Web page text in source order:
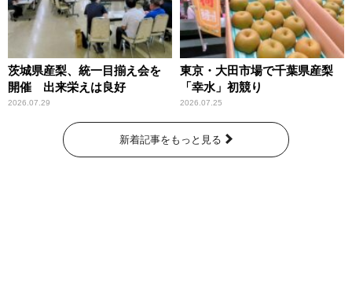
茨城県産梨、統一目揃え会を
開催 出来栄えは良好
2026.07.29
東京・大田市場で千葉県産梨
「幸水」初競り
2026.07.25
新着記事をもっと見る